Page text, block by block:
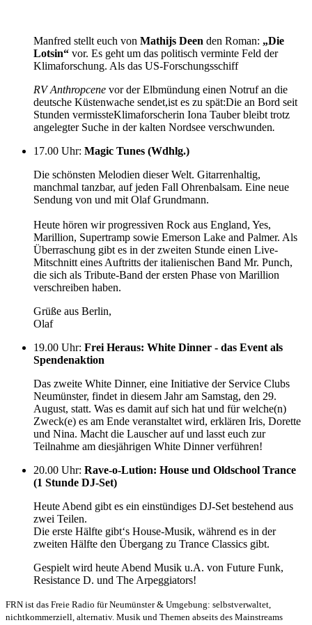
Manfred stellt euch von Mathijs Deen den Roman: „Die
Lotsin“ vor. Es geht um das politisch verminte Feld der
Klimaforschung. Als das US-Forschungsschiff
RV Anthropcene vor der Elbmündung einen Notruf an die
deutsche Küstenwache sendet,ist es zu spät:Die an Bord seit
Stunden vermissteKlimaforscherin Iona Tauber bleibt trotz
angelegter Suche in der kalten Nordsee verschwunden.
17.00 Uhr: Magic Tunes (Wdhlg.)
Die schönsten Melodien dieser Welt. Gitarrenhaltig,
manchmal tanzbar, auf jeden Fall Ohrenbalsam. Eine neue
Sendung von und mit Olaf Grundmann.
Heute hören wir progressiven Rock aus England, Yes,
Marillion, Supertramp sowie Emerson Lake and Palmer. Als
Überraschung gibt es in der zweiten Stunde einen Live-
Mitschnitt eines Auftritts der italienischen Band Mr. Punch,
die sich als Tribute-Band der ersten Phase von Marillion
verschreiben haben.
Grüße aus Berlin,
Olaf
19.00 Uhr: Frei Heraus: White Dinner - das Event als
Spendenaktion
Das zweite White Dinner, eine Initiative der Service Clubs
Neumünster, findet in diesem Jahr am Samstag, den 29.
August, statt. Was es damit auf sich hat und für welche(n)
Zweck(e) es am Ende veranstaltet wird, erklären Iris, Dorette
und Nina. Macht die Lauscher auf und lasst euch zur
Teilnahme am diesjährigen White Dinner verführen!
20.00 Uhr: Rave-o-Lution: House und Oldschool Trance
(1 Stunde DJ-Set)
Heute Abend gibt es ein einstündiges DJ-Set bestehend aus
zwei Teilen.
Die erste Hälfte gibt‘s House-Musik, während es in der
zweiten Hälfte den Übergang zu Trance Classics gibt.
Gespielt wird heute Abend Musik u.A. von Future Funk,
Resistance D. und The Arpeggiators!
FRN ist das Freie Radio für Neumünster & Umgebung: selbstverwaltet,
nichtkommerziell, alternativ. Musik und Themen abseits des Mainstreams